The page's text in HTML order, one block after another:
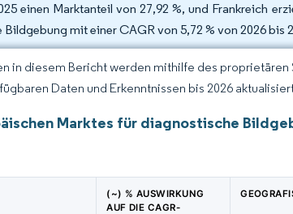
einen Marktanteil von 27,92 %, und Frankreich
mit einer CAGR von 5,72 % von 2026 bis
in diesem Bericht werden mithilfe des proprietären
Daten und Erkenntnissen bis 2026
Marktes für diagnostische
(~) % AUSWIRKUNG
AUF DIE CAGR-